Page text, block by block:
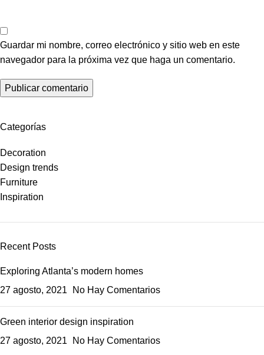
Guardar mi nombre, correo electrónico y sitio web en este
navegador para la próxima vez que haga un comentario.
Categorías
Decoration
Design trends
Furniture
Inspiration
Recent Posts
Exploring Atlanta’s modern homes
27 agosto, 2021
No Hay Comentarios
Green interior design inspiration
27 agosto, 2021
No Hay Comentarios